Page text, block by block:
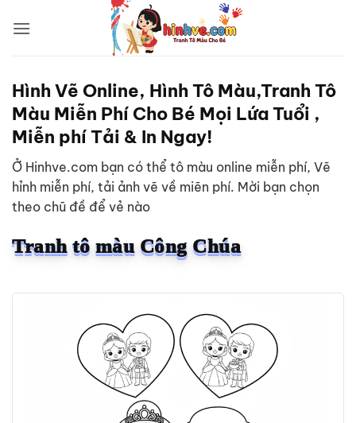
qua
Hình Vẽ Online, Hình Tô Màu,Tranh Tô
Màu Miễn Phí Cho Bé Mọi Lứa Tuổi ,
Miễn phí Tải & In Ngay!
Ở Hinhve.com bạn có thể tô màu online miễn phí, Vẽ
hỉnh miễn phí, tải ảnh vẽ về miẽn phí. Mời bạn chọn
theo chũ đề để vẻ nào
Tranh tô màu Công Chúa